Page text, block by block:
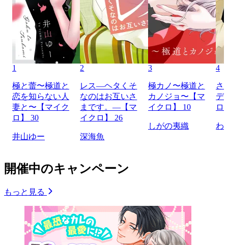
1
極と蕾〜極道と
恋を知らない人
妻と〜【マイク
ロ】 30
井山ゆー
2
レス―ヘタくそ
なのはお互いさ
まです。―【マ
イクロ】 26
深海魚
3
極カノ〜極道と
カノジョ〜【マ
イクロ】 10
しがの夷織
4
さ
デ
ロ
わ
開催中のキャンペーン
もっと見る